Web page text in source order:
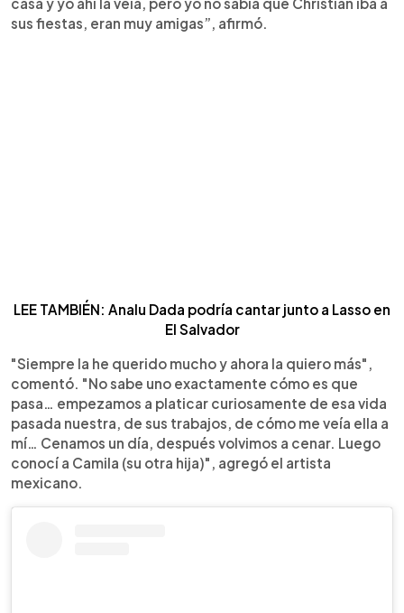
casa y yo ahí la veía, pero yo no sabía que Christian iba a
sus fiestas, eran muy amigas”, afirmó.
LEE TAMBIÉN: Analu Dada podría cantar junto a Lasso en
El Salvador
"Siempre la he querido mucho y ahora la quiero más",
comentó. "No sabe uno exactamente cómo es que
pasa… empezamos a platicar curiosamente de esa vida
pasada nuestra, de sus trabajos, de cómo me veía ella a
mí… Cenamos un día, después volvimos a cenar. Luego
conocí a Camila (su otra hija)", agregó el artista
mexicano.